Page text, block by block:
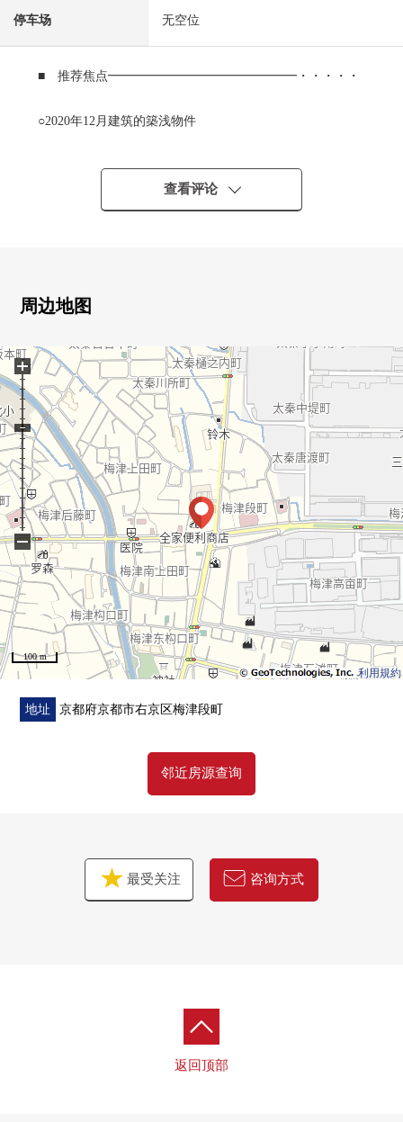
停车场 无空位
■ 推荐焦点━━━━━━━━━━━━━━━・・・・・
○2020年12月建筑的築浅物件
○ 光照关于阳台朝南良好
○实际使用面积72.09平米的3LDK型的房型
○.2张塌塌米LDK17
查看评论
周边地图
利用規約
100 m
+
−
地址 京都府京都市右京区梅津段町
邻近房源查询
最受关注 咨询方式
返回顶部